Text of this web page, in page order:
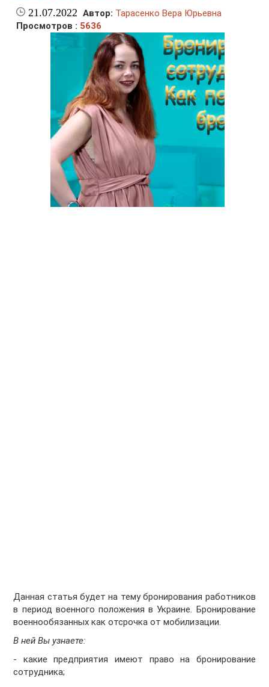
21.07.2022 Автор: Тарасенко Вера Юрьевна
Просмотров : 5636
Данная статья будет на тему бронирования работников
в период военного положения в Украине. Бронирование
военнообязанных как отсрочка от мобилизации.
В ней Вы узнаете:
- какие предприятия имеют право на бронирование
сотрудника;